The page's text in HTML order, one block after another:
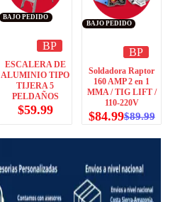
BAJO PEDIDO
BP
ESCALERA DE
ALUMINIO TIPO
TIJERA 5
PELDAÑOS
$59.99
BAJO PEDIDO
BP
Soldadora Raptor
160 AMP 2 en 1
MMA / TIG LIFT /
110-220V
$89.99
$84.99